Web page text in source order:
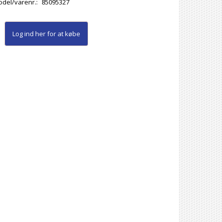
varenr.: 85095327
Log ind herfor at købe